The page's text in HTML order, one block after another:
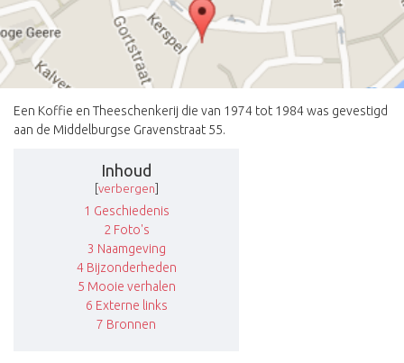
Een Koffie en Theeschenkerij die van 1974 tot 1984 was gevestigd
aan de Middelburgse Gravenstraat 55.
Inhoud
verbergen
1 Geschiedenis
2 Foto's
3 Naamgeving
4 Bijzonderheden
5 Mooie verhalen
6 Externe links
7 Bronnen